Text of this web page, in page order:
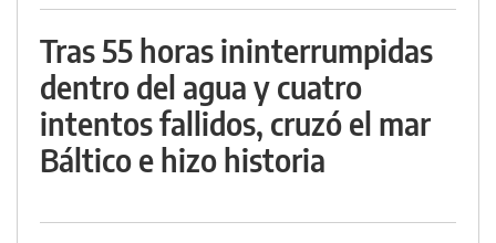
Tras 55 horas ininterrumpidas
dentro del agua y cuatro
intentos fallidos, cruzó el mar
Báltico e hizo historia